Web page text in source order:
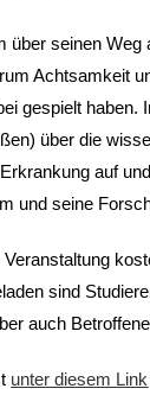
über seinen Weg
Achtsamkeit
gespielt haben.
über die
auf
und seine
sind
auch
unter diesem Link